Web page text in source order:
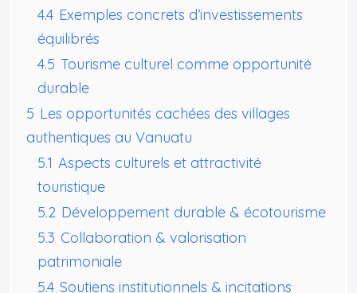
4.4 Exemples concrets d’investissements
équilibrés
4.5 Tourisme culturel comme opportunité
durable
5 Les opportunités cachées des villages
authentiques au Vanuatu
5.1 Aspects culturels et attractivité
touristique
5.2 Développement durable & écotourisme
5.3 Collaboration & valorisation
patrimoniale
5.4 Soutiens institutionnels & incitations